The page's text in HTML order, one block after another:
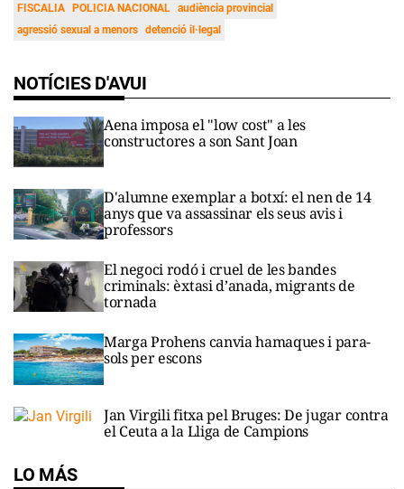
FISCALIA POLICIA NACIONAL audiència provincial
agressió sexual a menors detenció il·legal
NOTÍCIES D'AVUI
Aena imposa el "low cost" a les
constructores a son Sant Joan
D'alumne exemplar a botxí: el nen de 14
anys que va assassinar els seus avis i
professors
El negoci rodó i cruel de les bandes
criminals: èxtasi d’anada, migrants de
tornada
Marga Prohens canvia hamaques i para-
sols per escons
Jan Virgili fitxa pel Bruges: De jugar contra
el Ceuta a la Lliga de Campions
LO MÁS